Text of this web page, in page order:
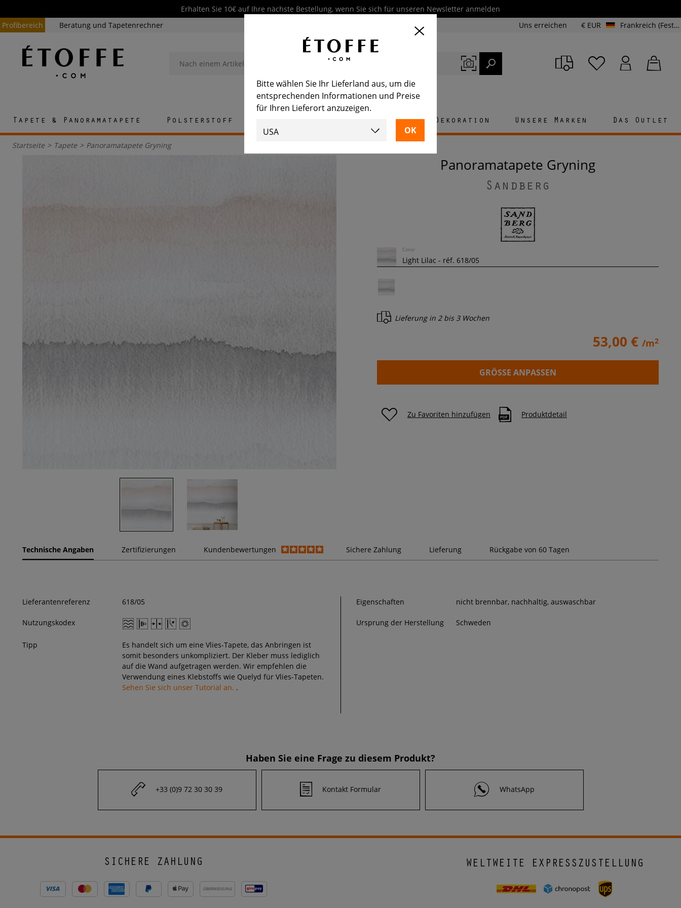
Erhalten Sie 10€ auf Ihre nächste Bestellung, wenn Sie sich für unseren Newsletter anmelden
Profibereich
Beratung und Tapetenrechner Uns erreichen € EUR Frankreich (Festland und Korsika)
Tapete & Panoramatapete Polsterstoff Möbel Dekoration Unsere Marken Das Outlet
Startseite > Tapete > Panoramatapete Gryning
Panoramatapete Gryning
Sandberg
Color
Lieferung in 2 bis 3 Wochen
53,00 € /m2
GRÖSSE ANPASSEN
Zu Favoriten hinzufügen Produktdetail
Technische Angaben Zertifizierungen Kundenbewertungen Sichere Zahlung Lieferung Rückgabe von 60 Tagen
Lieferantenreferenz 618/05
Nutzungskodex
Tipp
Es handelt sich um eine Vlies-Tapete, das Anbringen ist
somit besonders unkompliziert. Der Kleber muss lediglich
auf die Wand aufgetragen werden. Wir empfehlen die
Verwendung eines Klebstoffs wie Quelyd für Vlies-Tapeten.
Sehen Sie sich unser Tutorial an. .
Eigenschaften nicht brennbar, nachhaltig, auswaschbar
Ursprung der Herstellung Schweden
Haben Sie eine Frage zu diesem Produkt?
+33 (0)9 72 30 30 39 Kontakt Formular WhatsApp
SICHERE ZAHLUNG
ÜBERWEISUNG
WELTWEITE EXPRESSZUSTELLUNG
Bitte wählen Sie Ihr Lieferland aus, um die
entsprechenden Informationen und Preise
für Ihren Lieferort anzuzeigen.